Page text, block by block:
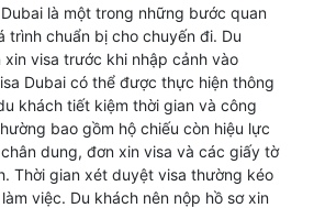
là một trong những bước quan
trình chuẩn bị cho chuyến đi. Du
xin visa trước khi nhập cảnh vào
Dubai có thể được thực hiện thông
khách tiết kiệm thời gian và công
bao gồm hộ chiếu còn hiệu lực
dung, đơn xin visa và các giấy tờ
Thời gian xét duyệt visa thường kéo
việc. Du khách nên nộp hồ sơ xin